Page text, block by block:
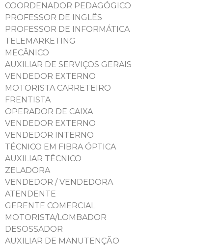
COORDENADOR PEDAGÓGICO
PROFESSOR DE INGLÊS
PROFESSOR DE INFORMÁTICA
TELEMARKETING
MECÂNICO
AUXILIAR DE SERVIÇOS GERAIS
VENDEDOR EXTERNO
MOTORISTA CARRETEIRO
FRENTISTA
OPERADOR DE CAIXA
VENDEDOR EXTERNO
VENDEDOR INTERNO
TÉCNICO EM FIBRA ÓPTICA
AUXILIAR TÉCNICO
ZELADORA
VENDEDOR / VENDEDORA
ATENDENTE
GERENTE COMERCIAL
MOTORISTA/LOMBADOR
DESOSSADOR
AUXILIAR DE MANUTENÇÃO